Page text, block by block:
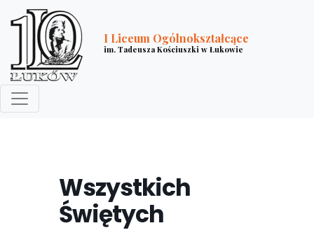
I Liceum Ogólnokształcące
im. Tadeusza Kościuszki w Łukowie
Wszystkich
Świętych